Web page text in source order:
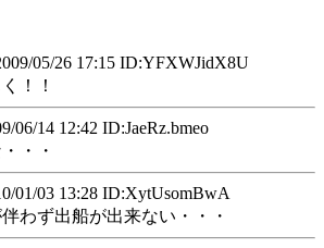
05/26 17:15 ID:YFXWJidX8U
！！
06/14 12:42 ID:JaeRz.bmeo
・・
01/03 13:28 ID:XytUsomBwA
わず出船が出来ない・・・